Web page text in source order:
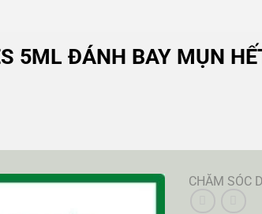
5ML ĐÁNH BAY MỤN
CHĂM SÓC